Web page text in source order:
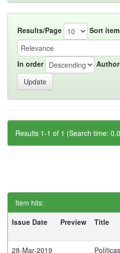
Results/Page Sort
In order
Results 1-1 of 1 (Search time:
Item hits:
Issue Date
Preview Title
28-Mar-2019